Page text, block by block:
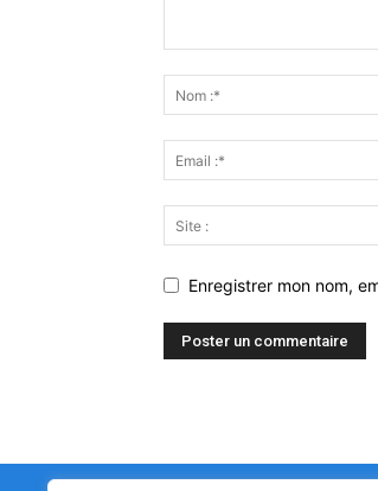
Enregistrer mon nom,